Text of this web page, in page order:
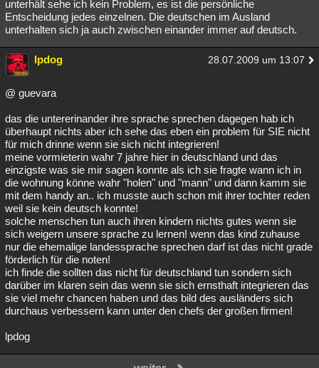
unterhält sehe ich kein Problem, es ist die persönliche
Entscheidung jedes einzelnen. Die deutschen im Ausland
unterhalten sich ja auch zwischen einander immer auf deutsch.
lpdog 28.07.2009 um 13:07
@ guevara
das die untererinander ihre sprache sprechen dagegen hab ich
überhaupt nichts aber ich sehe das eben ein problem für SIE nicht
für mich drinne wenn sie sich nicht integrieren!
meine vormieterin wahr 7 jahre hier in deutschland und das
einzigste was sie mir sagen konnte als ich sie fragte wann ich in
die wohnung könne wahr "holen" und "mann" und dann kamm sie
mit dem handy an.. ich musste auch schon mit ihrer tochter reden
weil sie kein deutsch konnte!
solche menschen tun auch ihren kindern nichts gutes wenn sie
sich weigern unsere sprache zu lernen! wenn das kind zuhause
nur die ehemalige landessprache sprechen darf ist das nicht grade
förderlich für die noten!
ich finde die sollten das nicht für deutschland tun sondern sich
darüber im klaren sein das wenn sie sich ernsthaft integrieren das
sie viel mehr chancen haben und das bild des ausländers sich
durchaus verbessern kann unter den chefs der großen firmen!
lpdog